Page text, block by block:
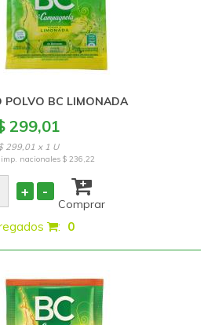
POLVO BC LIMONADA
299,01
299,01 x 1 U
nacionales $ 236,22
+ -
Comprar
: 0